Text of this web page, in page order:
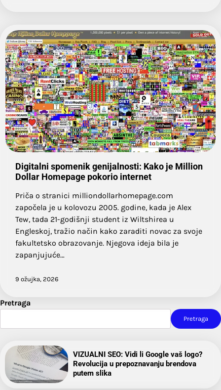
Digitalni spomenik genijalnosti: Kako je Million
Dollar Homepage pokorio internet
Priča o stranici milliondollarhomepage.com
započela je u kolovozu 2005. godine, kada je Alex
Tew, tada 21-godišnji student iz Wiltshirea u
Engleskoj, tražio način kako zaraditi novac za svoje
fakultetsko obrazovanje. Njegova ideja bila je
zapanjujuće…
9 ožujka, 2026
Pretraga
Pretraga
VIZUALNI SEO: Vidi li Google vaš logo?
Revolucija u prepoznavanju brendova
putem slika